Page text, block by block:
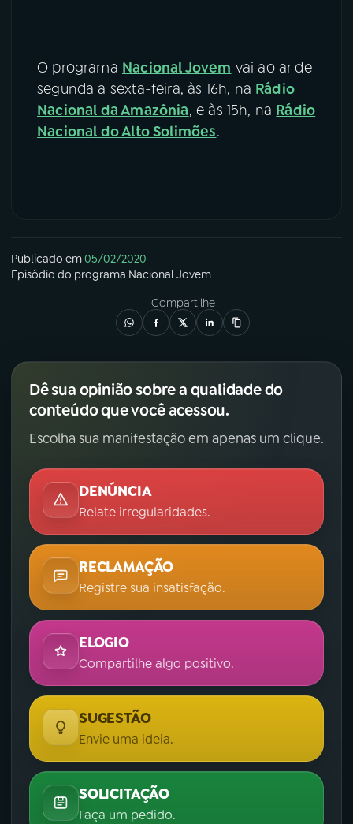
O programa Nacional Jovem vai ao ar de
segunda a sexta-feira, às 16h, na Rádio
Nacional da Amazônia, e às 15h, na Rádio
Nacional do Alto Solimões.
Publicado em05/02/2020
Episódio do programa Nacional Jovem
Compartilhe
Dê sua opinião sobre a qualidade do
conteúdo que você acessou.
Escolha sua manifestação em apenas um clique.
DENÚNCIA
Relate irregularidades.
RECLAMAÇÃO
Registre sua insatisfação.
ELOGIO
Compartilhe algo positivo.
SUGESTÃO
Envie uma ideia.
SOLICITAÇÃO
Faça um pedido.